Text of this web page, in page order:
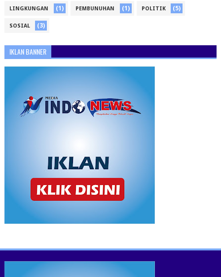
LINGKUNGAN (1) PEMBUNUHAN (1) POLITIK (5)
SOSIAL (3)
IKLAN BANNER